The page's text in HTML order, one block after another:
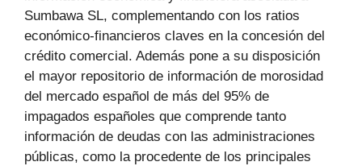
Sumbawa SL, complementando con los ratios
económico-financieros claves en la concesión del
crédito comercial. Además pone a su disposición
el mayor repositorio de información de morosidad
del mercado español de más del 95% de
impagados españoles que comprende tanto
información de deudas con las administraciones
públicas, como la procedente de los principales